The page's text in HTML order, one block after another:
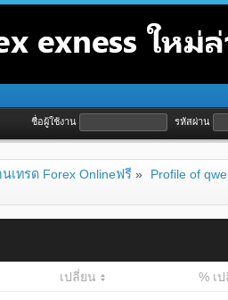
ชื่อผู้ใช้งาน รหัสผ่าน
เทรด Forex Onlineฟรี » Profile of qwe